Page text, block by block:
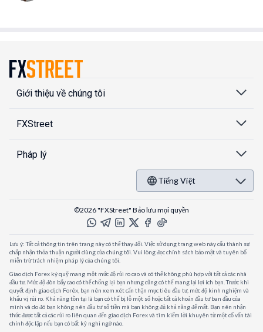
Giới thiệu về chúng tôi
FXStreet
Pháp lý
Tiếng Việt
©2026 "FXStreet" Bảo lưu mọi quyền
Lưu ý: Tất cả thông tin trên trang này có thể thay đổi. Việc sử dụng trang web này cấu thành sự
chấp nhận thỏa thuận người dùng của chúng tôi. Vui lòng đọc chính sách bảo mật và tuyên bố
miễn trừ trách nhiệm pháp lý của chúng tôi.
Giao dịch Forex ký quỹ mang một mức độ rủi ro cao và có thể không phù hợp với tất cả các nhà
đầu tư. Mức độ đòn bẩy cao có thể chống lại bạn nhưng cũng có thể mang lại lợi ích bạn. Trước khi
quyết định giao dịch Forêx, bạn nên xem xét cẩn thận mục tiêu đầu tư, mức độ kinh nghiệm và
khẩu vị rủi ro. Khả năng tồn tại là bạn có thể bị lỗ một số hoặc tất cả khoản đầu tư ban đầu của
mình và do đó bạn không nên đầu tư số tiền mà bạn không đủ khả năng để mất. Bạn nên nhận
thức được tất cả các rủi ro liên quan đến giao dịch Forex và tìm kiếm lời khuyên từ một cố vấn tài
chính độc lập nếu bạn có bất kỳ nghi ngờ nào.